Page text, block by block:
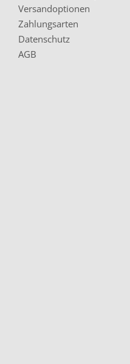
Versandoptionen
Zahlungsarten
Datenschutz
AGB